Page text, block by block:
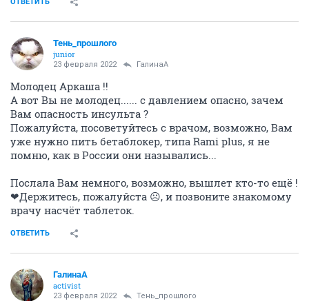
Тень_прошлого
junior
23 февраля 2022 ГалинаА
Молодец Аркаша !!
А вот Вы не молодец...... с давлением опасно, зачем
Вам опасность инсульта ?
Пожалуйста, посоветуйтесь с врачом, возможно, Вам
уже нужно пить бетаблокер, типа Rami plus, я не
помню, как в России они назывались...
Послала Вам немного, возможно, вышлет кто-то ещё !
❤Держитесь, пожалуйста ☹, и позвоните знакомому
врачу насчёт таблеток.
ОТВЕТИТЬ
ГалинаА
activist
23 февраля 2022 Тень_прошлого